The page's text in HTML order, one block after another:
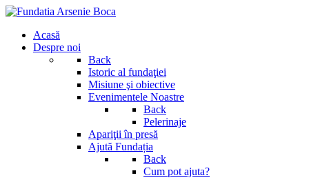
Acasă
Despre noi
Back
Istoric al fundaţiei
Misiune şi obiective
Evenimentele Noastre
Back
Pelerinaje
Apariţii în presă
Ajută Fundația
Back
Cum pot ajuta?